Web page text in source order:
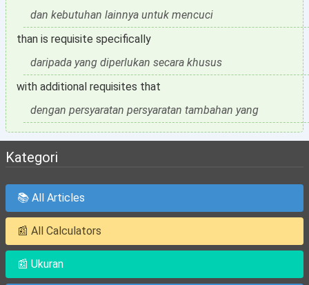
dan kebutuhan lainnya untuk mencuci
than is requisite specifically
daripada yang diperlukan secara khusus
with additional requisites that
dengan persyaratan persyaratan tambahan yang
Kategori
📚 All Articles
📰 All Calculators
📰 Ukuran